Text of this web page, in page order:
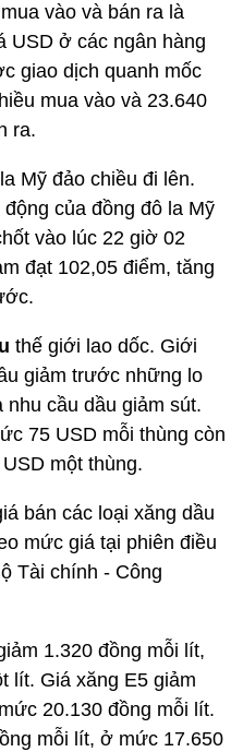
vào và bán ra là
USD ở các ngân hàng
giao dịch quanh mốc
mua vào và 23.640
ra.
Mỹ đảo chiều đi lên.
của đồng đô la Mỹ
vào lúc 22 giờ 02
đạt 102,05 điểm, tăng
thế giới lao dốc. Giới
giảm trước những lo
nhu cầu dầu giảm sút.
75 USD mỗi thùng còn
một thùng.
bán các loại xăng dầu
mức giá tại phiên điều
Tài chính - Công
1.320 đồng mỗi lít,
lít. Giá xăng E5 giảm
20.130 đồng mỗi lít.
mỗi lít, ở mức 17.650